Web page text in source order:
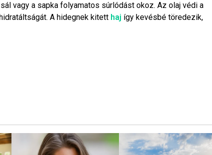
vagy a sapka folyamatos súrlódást okoz. Az olaj védi a
A hidegnek kitett haj így kevésbé töredezik,